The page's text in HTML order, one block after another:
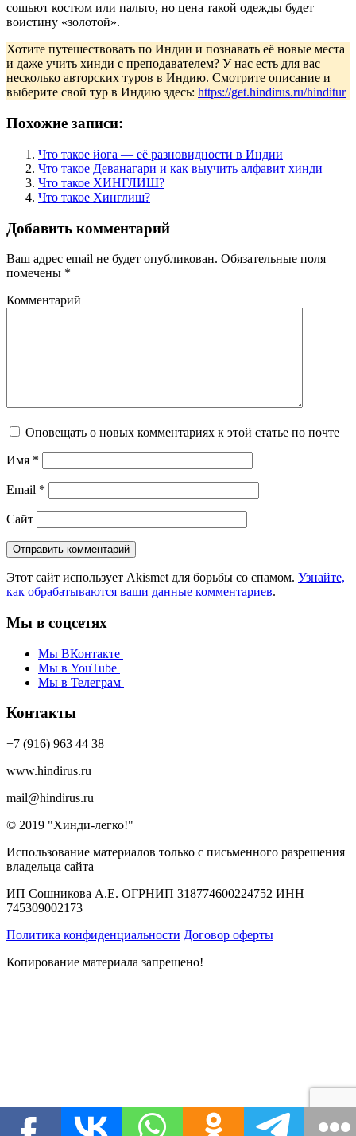
сошьют костюм или пальто, но цена такой одежды будет
воистину «золотой».
Хотите путешествовать по Индии и познавать её новые места
и даже учить хинди с преподавателем? У нас есть для вас
несколько авторских туров в Индию. Смотрите описание и
выберите свой тур в Индию здесь: https://get.hindirus.ru/hinditur
Похожие записи:
Что такое йога — её разновидности в Индии
Что такое Деванагари и как выучить алфавит хинди
Что такое ХИНГЛИШ?
Что такое Хинглиш?
Добавить комментарий
Ваш адрес email не будет опубликован. Обязательные поля
помечены *
Комментарий
Оповещать о новых комментариях к этой статье по почте
Имя *
Email *
Сайт
Этот сайт использует Akismet для борьбы со спамом. Узнайте,
как обрабатываются ваши данные комментариев.
Мы в соцсетях
Мы ВКонтакте
Мы в YouTube
Мы в Телеграм
Контакты
+7 (916) 963 44 38
www.hindirus.ru
mail@hindirus.ru
© 2019 "Хинди-легко!"
Использование материалов только с письменного разрешения
владельца сайта
ИП Сошникова А.Е. ОГРНИП 318774600224752 ИНН
745309002173
Политика конфиденциальности Договор оферты
Копирование материала запрещено!